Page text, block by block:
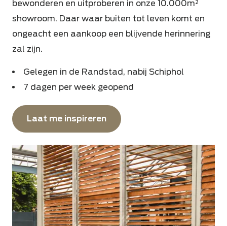
bewonderen en uitproberen in onze 10.000m²
showroom. Daar waar buiten tot leven komt en
ongeacht een aankoop een blijvende herinnering
zal zijn.
Gelegen in de Randstad, nabij Schiphol
7 dagen per week geopend
Laat me inspireren